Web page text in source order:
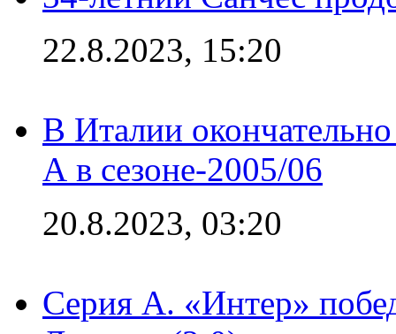
22.8.2023, 15:20
В Италии
А в сезоне-2005/06
20.8.2023, 03:20
Серия А. «Интер»